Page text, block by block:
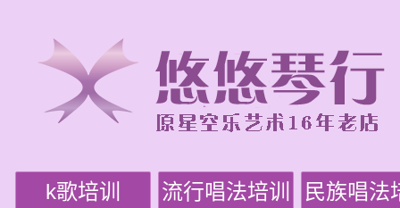
k歌培训 流行唱法培训 民族唱法